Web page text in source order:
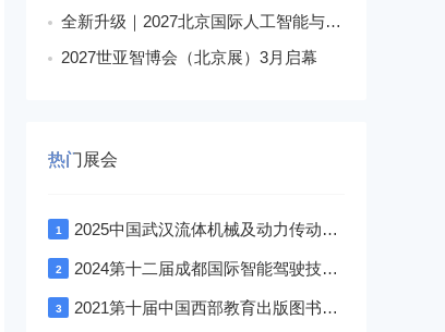
全新升级｜2027北京国际人工智能与机器人展会落地朝阳馆
2027世亚智博会（北京展）3月启幕
热门展会
1 2025中国武汉流体机械及动力传动博览会
2 2024第十二届成都国际智能驾驶技术展览会
3 2021第十届中国西部教育出版图书文具与校服博览会—成渝双城展